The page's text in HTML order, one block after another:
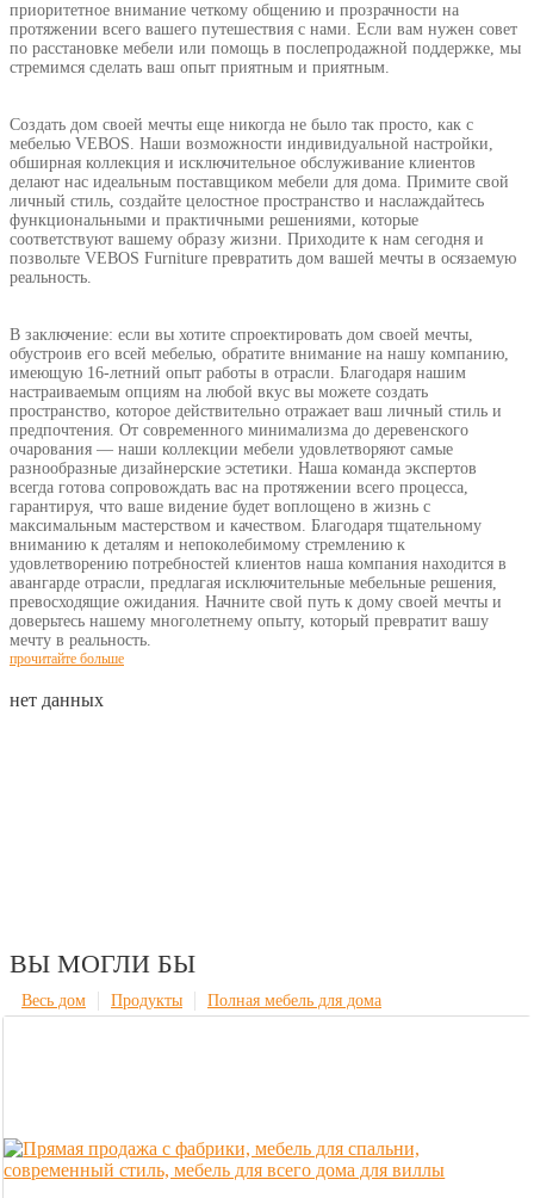
приоритетное внимание четкому общению и прозрачности на
протяжении всего вашего путешествия с нами. Если вам нужен совет
по расстановке мебели или помощь в послепродажной поддержке, мы
стремимся сделать ваш опыт приятным и приятным.
Создать дом своей мечты еще никогда не было так просто, как с
мебелью VEBOS. Наши возможности индивидуальной настройки,
обширная коллекция и исключительное обслуживание клиентов
делают нас идеальным поставщиком мебели для дома. Примите свой
личный стиль, создайте целостное пространство и наслаждайтесь
функциональными и практичными решениями, которые
соответствуют вашему образу жизни. Приходите к нам сегодня и
позвольте VEBOS Furniture превратить дом вашей мечты в осязаемую
реальность.
В заключение: если вы хотите спроектировать дом своей мечты,
обустроив его всей мебелью, обратите внимание на нашу компанию,
имеющую 16-летний опыт работы в отрасли. Благодаря нашим
настраиваемым опциям на любой вкус вы можете создать
пространство, которое действительно отражает ваш личный стиль и
предпочтения. От современного минимализма до деревенского
очарования — наши коллекции мебели удовлетворяют самые
разнообразные дизайнерские эстетики. Наша команда экспертов
всегда готова сопровождать вас на протяжении всего процесса,
гарантируя, что ваше видение будет воплощено в жизнь с
максимальным мастерством и качеством. Благодаря тщательному
вниманию к деталям и непоколебимому стремлению к
удовлетворению потребностей клиентов наша компания находится в
авангарде отрасли, предлагая исключительные мебельные решения,
превосходящие ожидания. Начните свой путь к дому своей мечты и
доверьтесь нашему многолетнему опыту, который превратит вашу
мечту в реальность.
прочитайте больше
нет данных
ВЫ МОГЛИ БЫ
Полная мебель для дома
Продукты
Весь дом